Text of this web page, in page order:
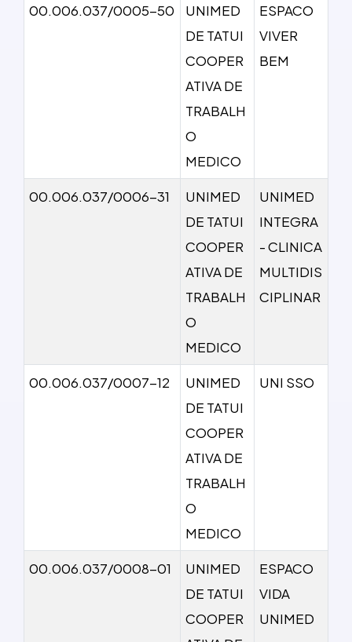
00.006.037/0005-50
UNIMED
DE TATUI
COOPER
ATIVA DE
TRABALH
O
MEDICO
ESPACO
VIVER
BEM
00.006.037/0006-31
UNIMED
DE TATUI
COOPER
ATIVA DE
TRABALH
O
MEDICO
UNIMED
INTEGRA
- CLINICA
MULTIDIS
CIPLINAR
00.006.037/0007-12
UNIMED
DE TATUI
COOPER
ATIVA DE
TRABALH
O
MEDICO
UNI SSO
00.006.037/0008-01
UNIMED
DE TATUI
COOPER
ESPACO
VIDA
UNIMED